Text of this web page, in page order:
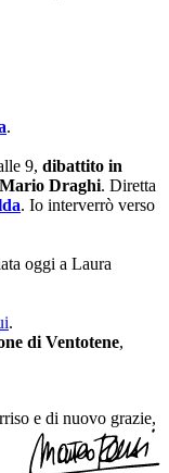
.
9, dibattito in
Mario Draghi. Diretta
. Io interverrò verso
oggi a Laura
.
di Ventotene,
e di nuovo grazie,